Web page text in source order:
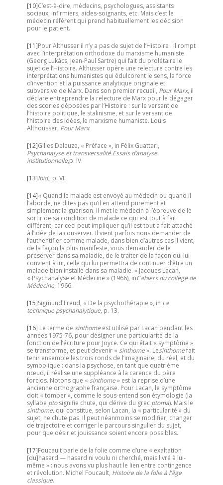
[10]C’est-à-dire, médecins, psychologues, assistants
sociaux, infirmiers, aides-soignants, etc. Mais c’est le
médecin référent qui prend habituellement les décision
pour le patient.
[11]Pour Althusser il n’y a pas de sujet de l’Histoire : il rompt
avec l’interprétation orthodoxe du marxisme humaniste
(Georg Lukács, Jean-Paul Sartre) qui fait du prolétaire le
sujet de l’Histoire. Althusser opère une relecture contre les
interprétations humanistes qui édulcorent le sens, la force
d’invention et la puissance analytique originale et
subversive de Marx. Dans son premier recueil, Pour Marx, il
déclare entreprendre la relecture de Marx pour le dégager
des scories déposées par l’Histoire : sur le versant de
l’histoire politique, le stalinisme, et sur le versant de
l’histoire des idées, le marxisme humaniste. Louis
Althousser, Pour Marx.
[12]Gilles Deleuze, « Préface », in Félix Guattari,
Psychanalyse et transversalité.Essais d’analyse
institutionnelle,p. IV.
[13]Ibid., p. VI.
[14]« Quand le malade est envoyé au médecin ou quand il
l’aborde, ne dites pas qu’il en attend purement et
simplement la guérison. Il met le médecin à l’épreuve de le
sortir de sa condition de malade ce qui est tout à fait
différent, car ceci peut impliquer qu’il est tout a fait attaché
à l’idée de la conserver. Il vient parfois nous demander de
l’authentifier comme malade, dans bien d’autres cas il vient,
de la façon la plus manifeste, vous demander de le
préserver dans sa maladie, de le traiter de la façon qui lui
convient à lui, celle qui lui permettra de continuer d’être un
malade bien installé dans sa maladie. » Jacques Lacan,
« Psychanalyse et Médecine » (1966), inCahiers du collège de
Médecine, 1966.
[15]Sigmund Freud, « De la psychothérapie », in La
technique psychanalytique, p. 13.
[16] Le terme de sinthome est utilisé par Lacan pendant les
années 1975-76, pour désigner une particularité de la
fonction de l’écriture pour Joyce. Ce qui était « symptôme »
se transforme, et peut devenir « sinthome». Lesinthomefait
tenir ensemble les trois ronds de l’imaginaire, du réel, et du
symbolique : dans la psychose, en tant que quatrième
nœud, il réalise une suppléance à la carence du père
forclos. Notons que « sinthome» est la reprise d’une
ancienne orthographe française. Pour Lacan, le symptôme
doit « tomber », comme le sous-entend son étymologie (la
syllabe ptosignifie chute, qui dérive du grec ptoma). Mais le
sinthome, qui constitue, selon Lacan, la « particularité » du
sujet, ne chute pas. Il peut néanmoins se modifier, changer
de trajectoire et corriger le parcours singulier du sujet,
pour que désir et jouissance soient encore possibles.
[17]Foucault parle de la folie comme d’une « exaltation
[du]hasard — hasard ni voulu ni cherché, mais livré à lui-
même » : nous avons vu plus haut le lien entre contingence
et révolution. Michel Foucault, Histoire de la folie à l’âge
classique.